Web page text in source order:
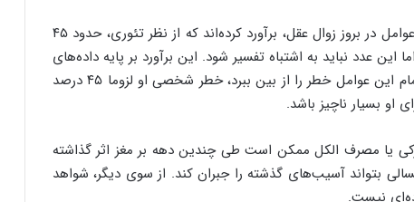
اعضای این کمیسیون با محاسبه سهم هر یک از این عوامل در بروز زوال عقل، برآورد کرده‌اند که از نظر تئوری، حدود ۴۵
عدد نباید به اشتباه تفسیر شود. این برآورد بر پایه داده‌های
جمعیتی انجام شده است؛ به این معنا که اگر فردی تمام این عوامل خطر را از بین ببرد، خطر شخصی او لزوما ۴۵ درصد
بسیار ناچیز باشد.
یا مصرف الکل ممکن است طی چندین دهه بر مغز اثر گذاشته
بتواند آسیب‌های گذشته را جبران کند. از سوی دیگر، شواهد